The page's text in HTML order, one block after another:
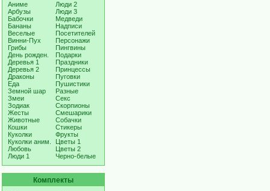
Аниме
Арбузы
Бабочки
Бананы
Веселые
Винни-Пух
Грибы
День рожден.
Деревья 1
Деревья 2
Драконы
Еда
Земной шар
Змеи
Зодиак
Жесты
Животные
Кошки
Куколки
Куколки аним.
Любовь
Люди 1
Люди 2
Люди 3
Медведи
Надписи
Посетителей
Персонажи
Пингвины
Подарки
Праздники
Принцессы
Пуговки
Пушистики
Разные
Секс
Скорпионы
Смешарики
Собачки
Стикеры
Фрукты
Цветы 1
Цветы 2
Черно-белые
Комплекты